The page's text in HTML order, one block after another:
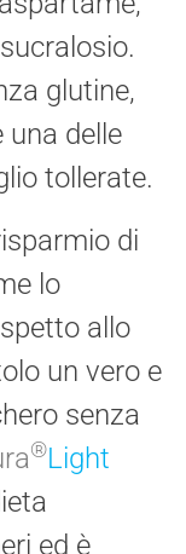
glutine,
una delle
tollerate.
di
lo
allo
un vero e
senza
®Light
ed è